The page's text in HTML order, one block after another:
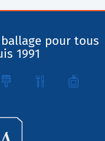
pour tous
1991